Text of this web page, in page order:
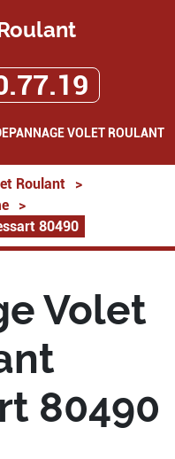
VOLET ROULANT
Roulant
>
>
80490
Volet
80490